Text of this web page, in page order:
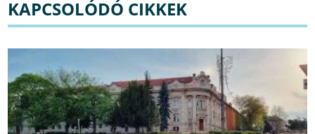
KAPCSOLÓDÓ CIKKEK